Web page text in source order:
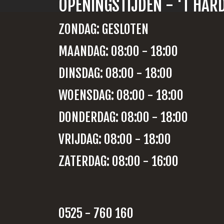
OPENINGSTIJDEN - 'T
ZONDAG: GESLOTEN
MAANDAG: 08:00 - 18:00
DINSDAG: 08:00 - 18:00
WOENSDAG: 08:00 - 18:00
DONDERDAG: 08:00 - 18:00
VRIJDAG: 08:00 - 18:00
ZATERDAG: 08:00 - 16:00
0525 - 760 160